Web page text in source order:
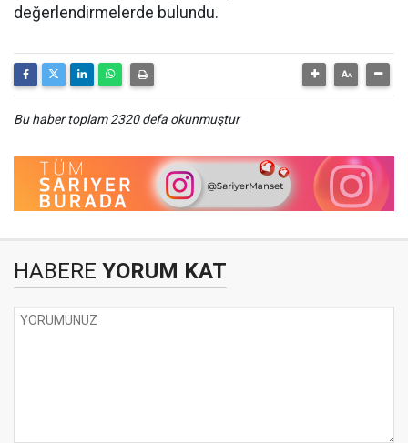
değerlendirmelerde bulundu.
Bu haber toplam 2320 defa okunmuştur
HABERE YORUM KAT